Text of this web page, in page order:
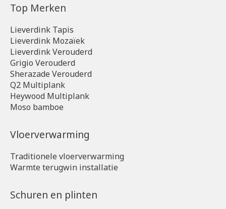
Top Merken
Lieverdink Tapis
Lieverdink Mozaïek
Lieverdink Verouderd
Grigio Verouderd
Sherazade Verouderd
Q2 Multiplank
Heywood Multiplank
Moso bamboe
Vloerverwarming
Traditionele vloerverwarming
Warmte terugwin installatie
Schuren en plinten